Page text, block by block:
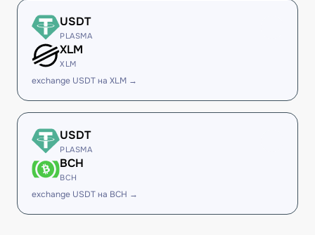
USDT
PLASMA
XLM
XLM
exchange USDT на XLM →
USDT
PLASMA
BCH
BCH
exchange USDT на BCH →